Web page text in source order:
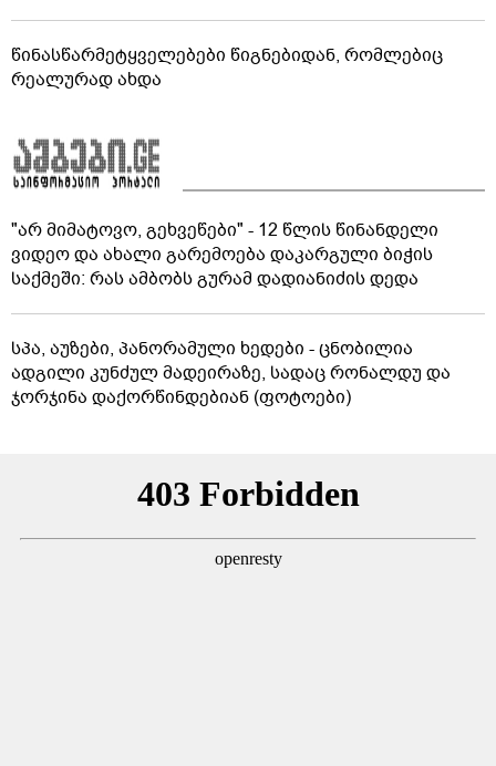
წინასწარმეტყველებები წიგნებიდან, რომლებიც
რეალურად ახდა
"არ მიმატოვო, გეხვეწები" - 12 წლის წინანდელი
ვიდეო და ახალი გარემოება დაკარგული ბიჭის
საქმეში: რას ამბობს გურამ დადიანიძის დედა
სპა, აუზები, პანორამული ხედები - ცნობილია
ადგილი კუნძულ მადეირაზე, სადაც რონალდუ და
ჯორჯინა დაქორწინდებიან (ფოტოები)